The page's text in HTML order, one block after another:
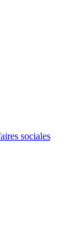
sociales